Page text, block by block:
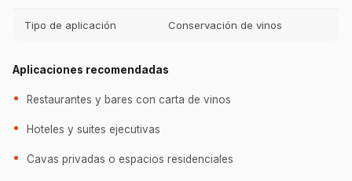
Tipo de aplicación Conservación de vinos
Aplicaciones recomendadas
Restaurantes y bares con carta de vinos
Hoteles y suites ejecutivas
Cavas privadas o espacios residenciales